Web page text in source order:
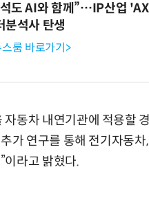
도 AI와 함께”…IP산업
분석사 탄생
룸 바로가기>
동차 내연기관에 적용할
가 연구를 통해 전기자동
이라고 밝혔다.